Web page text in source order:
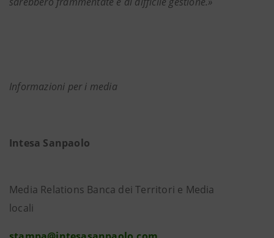
Informazioni per i media
Intesa Sanpaolo
Media Relations Banca dei Territori e Media
locali